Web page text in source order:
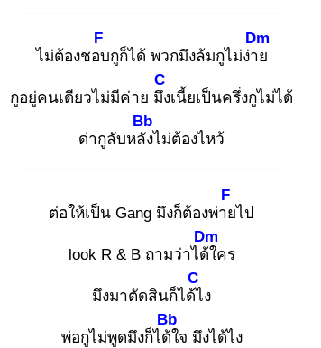
ไม่ต้องชอบ
F
กูก็ได้ พวกมึงล้มกูไม่ง่าย
Dm
กูอยู่คนเดียวไม่มีค่าย มึง
C
เนี้ยเป็นครึ่งกูไม่ได้
ด่ากูลับหลัง
Bb
ไม่ต้องไหว้
ต่อให้เป็น Gang มึงก็ต้องพ่าย
F
ไป
look R & B ถามว่าได้ใ
Dm
คร
มึงมาตัดสินก็ได้ไ
C
ง
พ่อกูไม่พูดมึงก็ได้ใ
Bb
จ มึงได้ไง